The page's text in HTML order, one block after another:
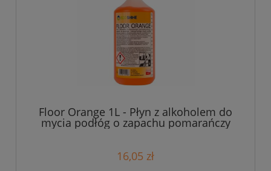
Floor Orange 1L - Płyn z alkoholem do
mycia podłóg o zapachu pomarańczy
16,05 zł